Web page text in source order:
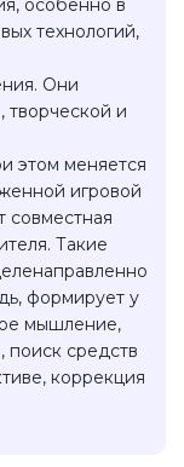
особенно в
технологий,
Они
творческой и
этом меняется
игровой
совместная
Такие
формирует у
мышление,
поиск средств
коррекция